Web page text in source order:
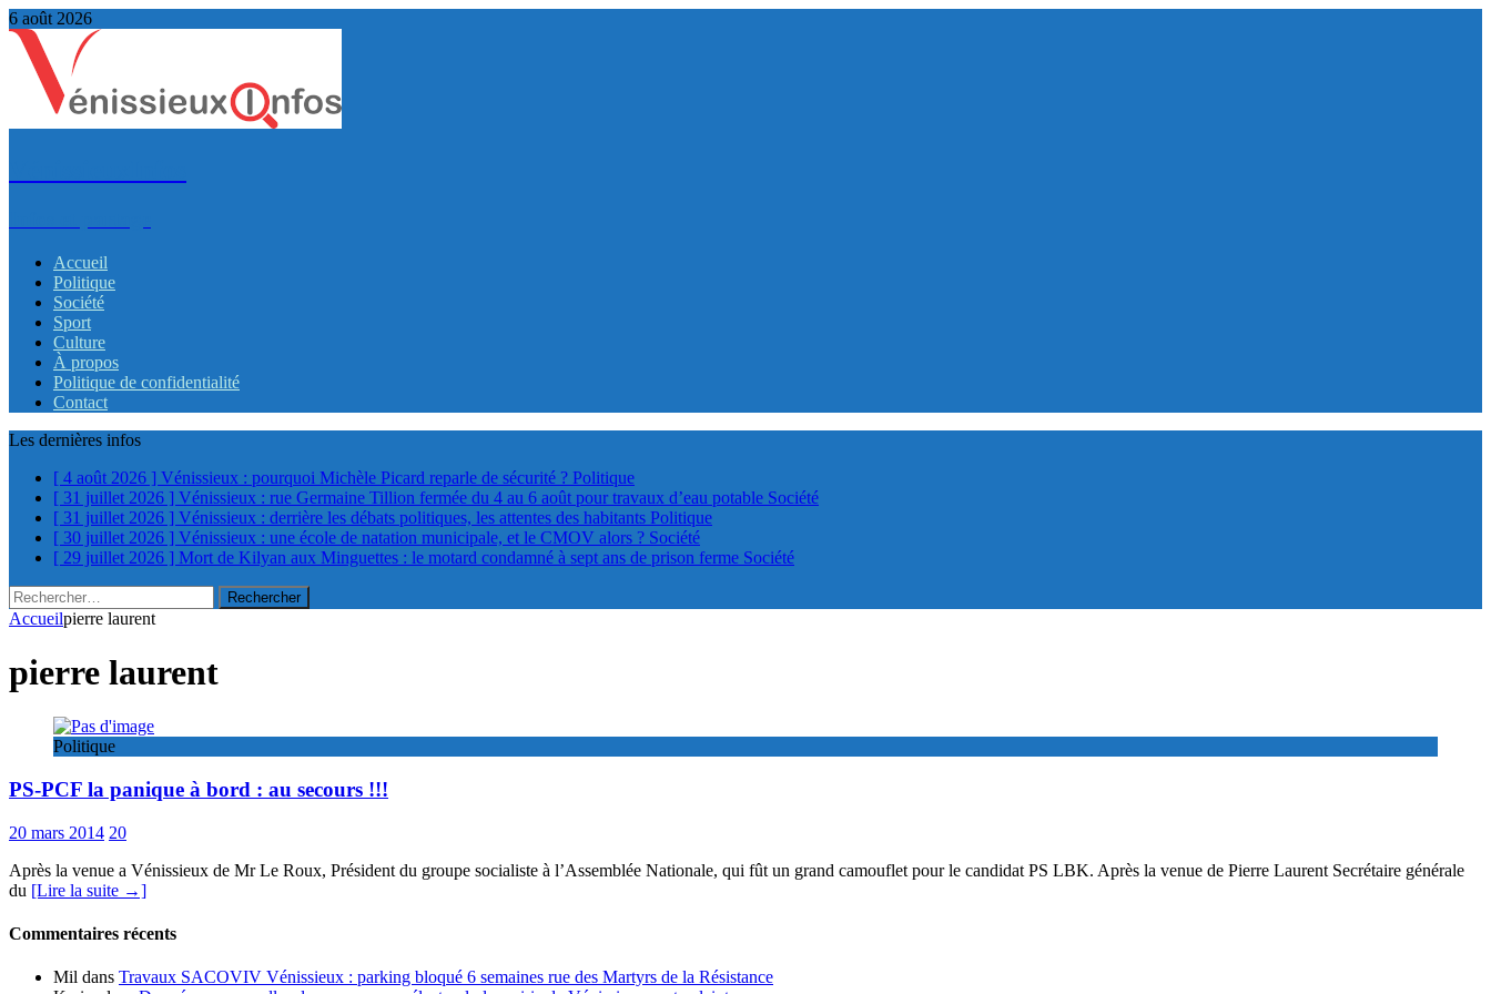
6 août 2026
Accueil
Politique
Société
Sport
Culture
À propos
Politique de confidentialité
Contact
Les dernières infos
[ 4 août 2026 ] Vénissieux : pourquoi Michèle Picard reparle de sécurité ? Politique
[ 31 juillet 2026 ] Vénissieux : rue Germaine Tillion fermée du 4 au 6 août pour travaux d’eau potable Société
[ 31 juillet 2026 ] Vénissieux : derrière les débats politiques, les attentes des habitants Politique
[ 30 juillet 2026 ] Vénissieux : une école de natation municipale, et le CMOV alors ? Société
[ 29 juillet 2026 ] Mort de Kilyan aux Minguettes : le motard condamné à sept ans de prison ferme Société
Rechercher :
Accueilpierre laurent
pierre laurent
Politique
PS-PCF la panique à bord : au secours !!!
20 mars 2014 20
Après la venue a Vénissieux de Mr Le Roux, Président du groupe socialiste à l’Assemblée Nationale, qui fût un grand camouflet pour le candidat PS LBK. Après la venue de Pierre Laurent Secrétaire générale
du [Lire la suite →]
Commentaires récents
Mil dans Travaux SACOVIV Vénissieux : parking bloqué 6 semaines rue des Martyrs de la Résistance